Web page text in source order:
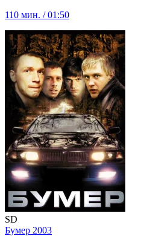
110 мин. / 01:50
SD
Бумер 2003